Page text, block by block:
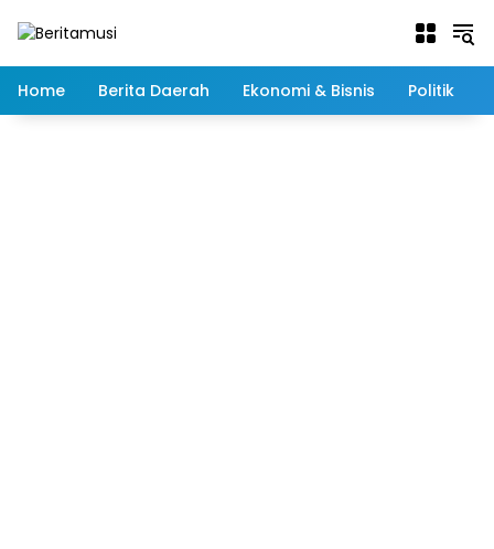
Home
Berita Daerah Ekonomi & Bisnis Politik